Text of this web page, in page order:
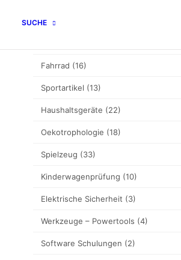
SUCHEMultifunktionsprüffeld
Fahrrad (16)
Sportartikel (13)
Haushaltsgeräte (22)
Oekotrophologie (18)
Spielzeug (33)
Kinderwagenprüfung (10)
Elektrische Sicherheit (3)
Werkzeuge – Powertools (4)
Software Schulungen (2)